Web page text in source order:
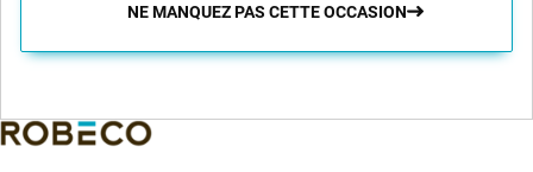
NE MANQUEZ PAS CETTE OCCASION